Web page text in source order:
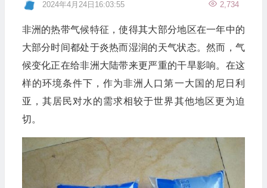
2024年4月24日16:03:55 2,734
非洲的热带气候特征，使得其大部分地区在一年中的
大部分时间都处于炎热而湿润的天气状态。然而，气
候变化正在给非洲大陆带来更严重的干旱影响。在这
样的环境条件下，作为非洲人口第一大国的尼日利
亚，其居民对水的需求相较于世界其他地区更为迫
切。